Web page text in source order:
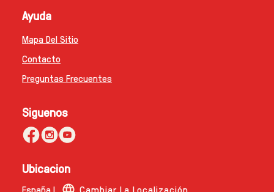
Ayuda
Mapa Del Sitio
Contacto
Preguntas Frecuentes
Siguenos
Ubicacion
España | Cambiar La Localización